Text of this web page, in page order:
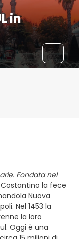
in
Fondata nel
Costantino la fece
Nuova
Nel 1453 la
la loro
Oggi è una